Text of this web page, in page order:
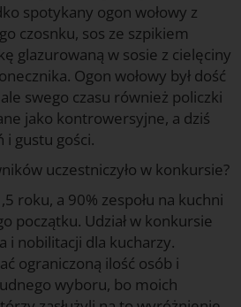
spotykany ogon wołowy z
czosnku, sos ze szpikiem
glazurowaną w sosie z cielęciny
Ogon wołowy był dość
swego czasu również policzki
jako kontrowersyjne, a dziś
gustu gości.
uczestniczyło w konkursie?
roku, a 90% zespołu na kuchni
początku. Udział w konkursie
i nobilitacji dla kucharzy.
ograniczoną ilość osób i
wyboru, bo moich